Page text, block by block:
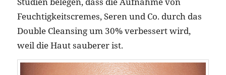
Feuchtigkeitscremes, Seren und Co. durch das
Double Cleansing um 30% verbessert wird,
weil die Haut sauberer ist.